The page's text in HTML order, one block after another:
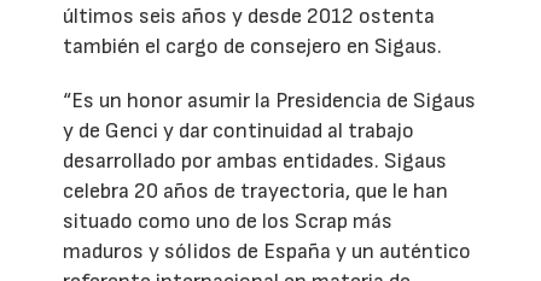
últimos seis años y desde 2012 ostenta
también el cargo de consejero en Sigaus.
“Es un honor asumir la Presidencia de Sigaus
y de Genci y dar continuidad al trabajo
desarrollado por ambas entidades. Sigaus
celebra 20 años de trayectoria, que le han
situado como uno de los Scrap más
maduros y sólidos de España y un auténtico